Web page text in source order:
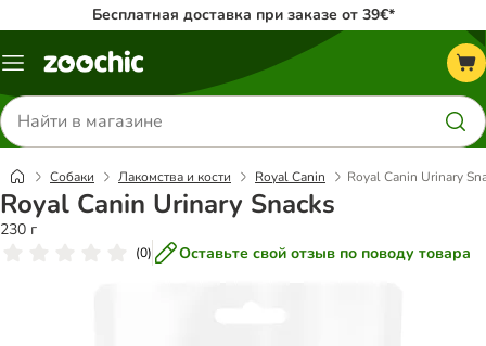
Бесплатная доставка при заказе от 39€*
Каталог
Поиск
товаров
Собаки Лакомства и кости Royal Canin Royal Canin Urinary
Royal Canin Urinary Snacks
230 г
(0) Оставьте свой отзыв по поводу товара